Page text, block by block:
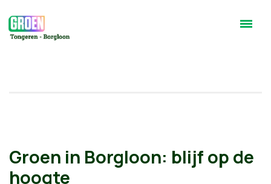
Groen in Borgloon: blijf op de
hoogte